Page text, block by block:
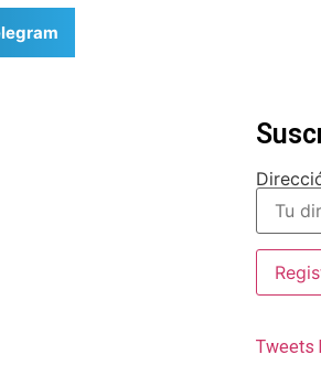
Tweets